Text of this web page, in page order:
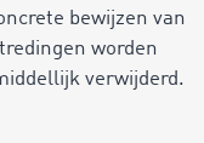
bewijzen van
worden
verwijderd.